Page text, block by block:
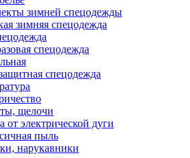
зимней спецодежды
зимняя спецодежда
спецодежда
спецодежда
щелочи
от электрической дуги
пыль
нарукавники